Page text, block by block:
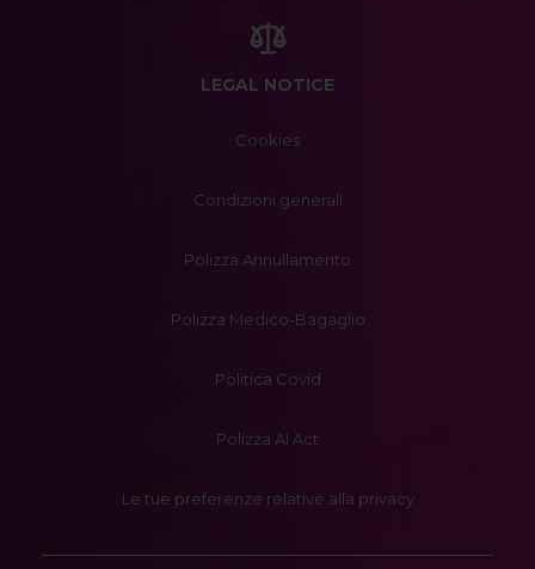
LEGAL NOTICE
Cookies
Condizioni generali
Polizza Annullamento
Polizza Medico-Bagaglio
Politica Covid
Polizza AI Act
Le tue preferenze relative alla privacy